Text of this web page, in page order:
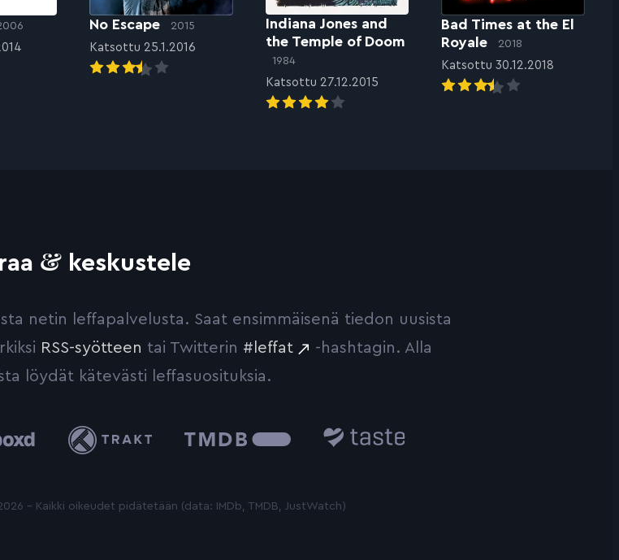
No Escape 2015
Katsottu 25.1.2016
Indiana Jones and
the Temple of Doom
1984
Katsottu 27.12.2015
Bad Times at the El
Royale
2018
Katsottu 30.12.2018
& keskustele
netin leffapalvelusta. Saat ensimmäisenä tiedon uusista
RSS-syötteen tai Twitterin #leffat
-hashtagin. Alla
löydät kätevästi leffasuosituksia.
Trakt
Database
- Kaikki oikeudet pidätetään (data: IMDb, TMDB, JustWatch)